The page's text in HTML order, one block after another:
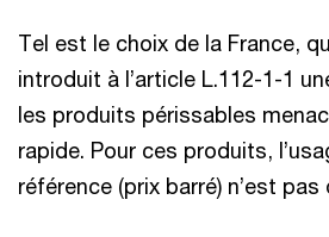
Tel est le choix de la France,
introduit à l’article L.112-1-1
les produits périssables
rapide. Pour ces produits,
référence (prix barré) n’est